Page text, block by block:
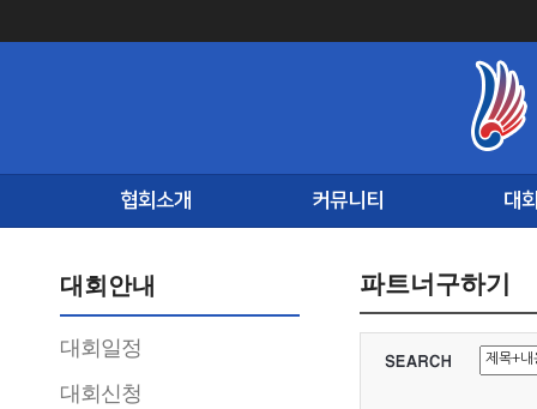
협회소개 커뮤니티 대
대회안내
대회일정
대회신청
파트너구하기